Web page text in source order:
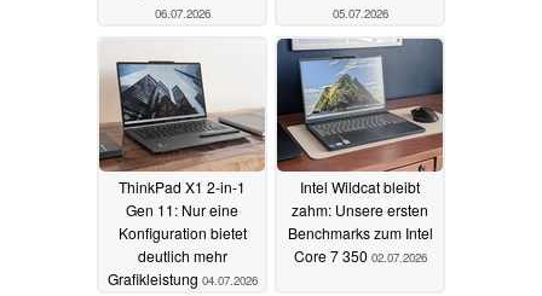
06.07.2026 05.07.2026
ThinkPad X1 2-in-1
Gen 11: Nur eine
Konfiguration bietet
deutlich mehr
Grafikleistung 04.07.2026
Intel Wildcat bleibt
zahm: Unsere ersten
Benchmarks zum Intel
Core 7 350 02.07.2026